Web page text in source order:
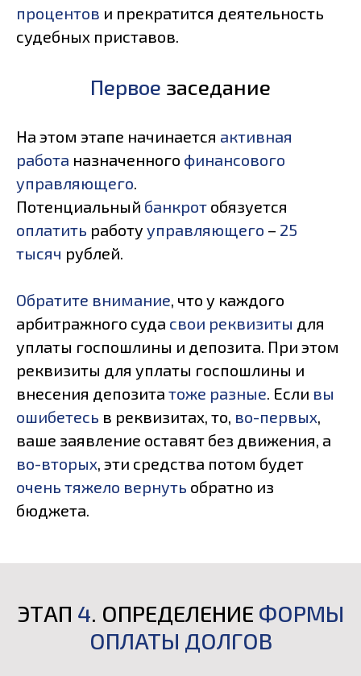
процентов и прекратится деятельность
судебных приставов.
Первое заседание
На этом этапе начинается активная
работа назначенного финансового
управляющего.
Потенциальный банкрот обязуется
оплатить работу управляющего – 25
тысяч рублей.
Обратите внимание, что у каждого
арбитражного суда свои реквизиты для
уплаты госпошлины и депозита. При этом
реквизиты для уплаты госпошлины и
внесения депозита тоже разные. Если вы
ошибетесь в реквизитах, то, во-первых,
ваше заявление оставят без движения, а
во-вторых, эти средства потом будет
очень тяжело вернуть обратно из
бюджета.
ЭТАП 4. ОПРЕДЕЛЕНИЕ ФОРМЫ
ОПЛАТЫ ДОЛГОВ